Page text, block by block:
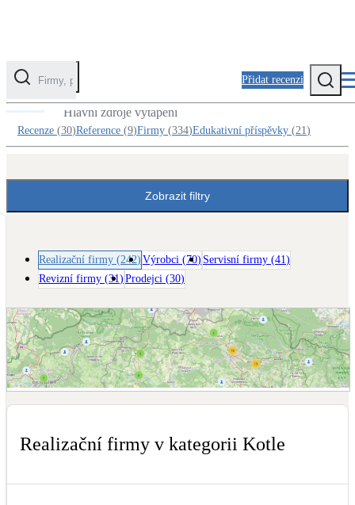
Přidat recenzi
Solární ohřev vody
Zateplení
Obálka budovy
Dotační, energetické služby
Realizační firmy v kategorii Kotle
Hlavní zdroje vytápění
Recenze (30)Reference (9)Firmy (334)Edukativní příspěvky (21)
Zobrazit filtry
Realizační firmy (242) Výrobci (70) Servisní firmy (41)
Revizní firmy (31) Prodejci (30)
Realizační firmy v kategorii Kotle